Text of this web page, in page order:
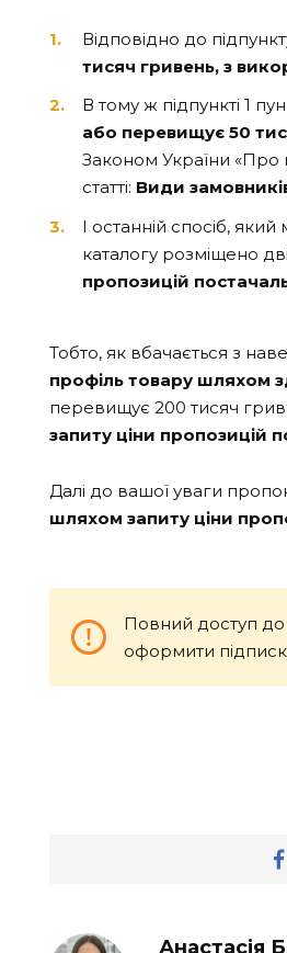
Відповідно до
тисяч гривень, з
В тому ж підпункті 1
або перевищує 50
Законом України «Про
статті: Види
І останній спосіб,
каталогу розміщено
пропозицій
Тобто, як вбачається з
профіль товару шляхом
перевищує 200 тисяч
запиту ціни пропозицій
Далі до вашої уваги
шляхом запиту ціни
Повний доступ
оформити
Анастасія